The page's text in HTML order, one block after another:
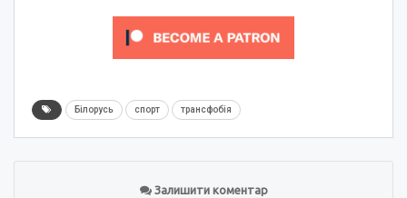
Білорусь спорт трансфобія
Залишити коментар